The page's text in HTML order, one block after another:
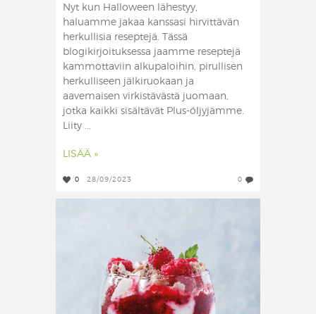
Nyt kun Halloween lähestyy,
haluamme jakaa kanssasi hirvittävän
herkullisia reseptejä. Tässä
blogikirjoituksessa jaamme reseptejä
kammottaviin alkupaloihin, pirullisen
herkulliseen jälkiruokaan ja
aavemaisen virkistävästä juomaan,
jotka kaikki sisältävät Plus-öljyjämme.
Liity ...
LISÄÄ »
0 28/09/2023 0